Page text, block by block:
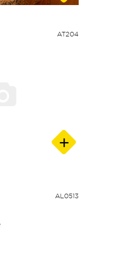
AT204
AL0513